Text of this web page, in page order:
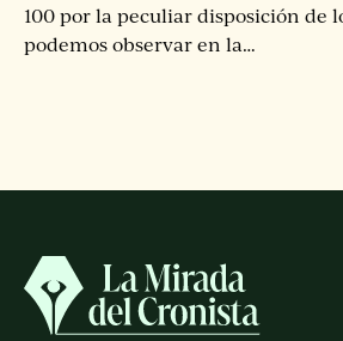
100 por la peculiar disposición de
podemos observar en la…